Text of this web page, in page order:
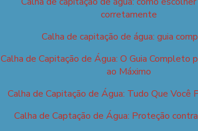
corretamente
Calha de capitação de água: guia
Calha de Capitação de Água: O Guia Completo
ao Máximo
Calha de Capitação de Água: Tudo Que Você
Calha de Captação de Água: Proteção